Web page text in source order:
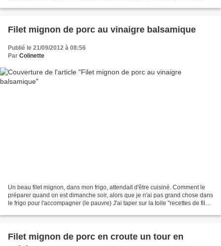
Filet mignon de porc au vinaigre balsamique
Publié le 21/09/2012 à 08:56
Par Colinette
Un beau filet mignon, dans mon frigo, attendait d'être cuisiné. Comment le
préparer quand on est dimanche soir, alors que je n'ai pas grand chose dans
le frigo pour l'accompagner (le pauvre) J'ai taper sur la toile "recettes de filet
Filet mignon de porc en croute un tour en